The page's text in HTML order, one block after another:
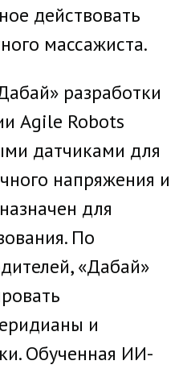
действовать
массажиста.
разработки
Agile Robots
датчиками для
напряжения и
для
По
«Дабай»
и
Обученная ИИ-